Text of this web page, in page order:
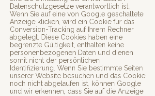
Datenschutzgesetze verantwortlich ist.
Wenn Sie auf eine von Google geschaltete
Anzeige klicken, wird ein Cookie für das
Conversion-Tracking auf Ihrem Rechner
abgelegt. Diese Cookies haben eine
begrenzte Gültigkeit, enthalten keine
personenbezogenen Daten und dienen
somit nicht der persönlichen
Identifizierung. Wenn Sie bestimmte Seiten
unserer Website besuchen und das Cookie
noch nicht abgelaufen ist, können Google
und wir erkennen, dass Sie auf die Anzeige